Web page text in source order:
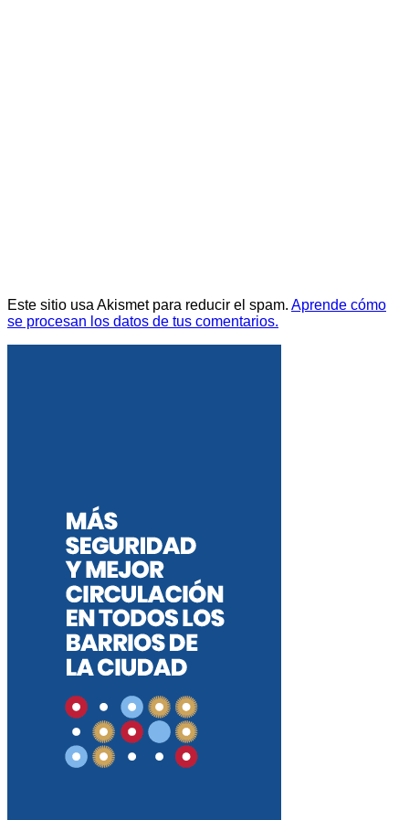
Este sitio usa Akismet para reducir el spam. Aprende cómo
se procesan los datos de tus comentarios.